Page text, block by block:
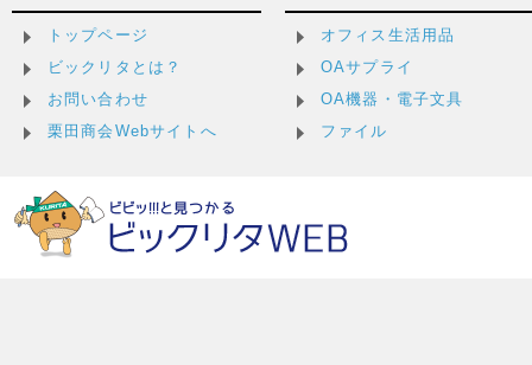
トップページ
ビックリタとは？
お問い合わせ
栗田商会Webサイトへ
オフィス生活用品
OAサプライ
OA機器・電子文具
ファイル